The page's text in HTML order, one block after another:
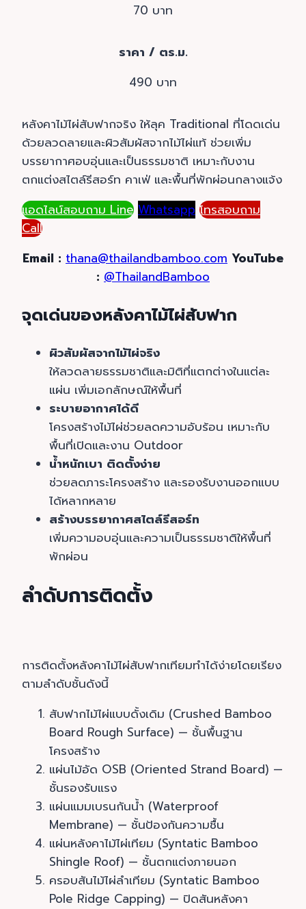
70 บาท
ราคา / ตร.ม.
490 บาท
หลังคาไม้ไผ่สับฟากจริง ให้ลุค Traditional ที่โดดเด่น
ด้วยลวดลายและผิวสัมผัสจากไม้ไผ่แท้ ช่วยเพิ่ม
บรรยากาศอบอุ่นและเป็นธรรมชาติ เหมาะกับงาน
ตกแต่งสไตล์รีสอร์ท คาเฟ่ และพื้นที่พักผ่อนกลางแจ้ง
แอดไลน์สอบถาม Line Whatsapp โทรสอบถาม
Call
Email : thana@thailandbamboo.com YouTube
: @ThailandBamboo
จุดเด่นของหลังคาไม้ไผ่สับฟาก
ผิวสัมผัสจากไม้ไผ่จริง
ให้ลวดลายธรรมชาติและมิติที่แตกต่างในแต่ละ
แผ่น เพิ่มเอกลักษณ์ให้พื้นที่
ระบายอากาศได้ดี
โครงสร้างไม้ไผ่ช่วยลดความอับร้อน เหมาะกับ
พื้นที่เปิดและงาน Outdoor
น้ำหนักเบา ติดตั้งง่าย
ช่วยลดภาระโครงสร้าง และรองรับงานออกแบบ
ได้หลากหลาย
สร้างบรรยากาศสไตล์รีสอร์ท
เพิ่มความอบอุ่นและความเป็นธรรมชาติให้พื้นที่
พักผ่อน
ลำดับการติดตั้ง
การติดตั้งหลังคาไม้ไผ่สับฟากเทียมทำได้ง่ายโดยเรียง
ตามลำดับชั้นดังนี้
สับฟากไม้ไผ่แบบดั้งเดิม (Crushed Bamboo
Board Rough Surface) — ชั้นพื้นฐาน
โครงสร้าง
แผ่นไม้อัด OSB (Oriented Strand Board) —
ชั้นรองรับแรง
แผ่นแมมเบรนกันน้ำ (Waterproof
Membrane) — ชั้นป้องกันความชื้น
แผ่นหลังคาไม้ไผ่เทียม (Syntatic Bamboo
Shingle Roof) — ชั้นตกแต่งภายนอก
ครอบสันไม้ไผ่ลำเทียม (Syntatic Bamboo
Pole Ridge Capping) — ปิดสันหลังคา